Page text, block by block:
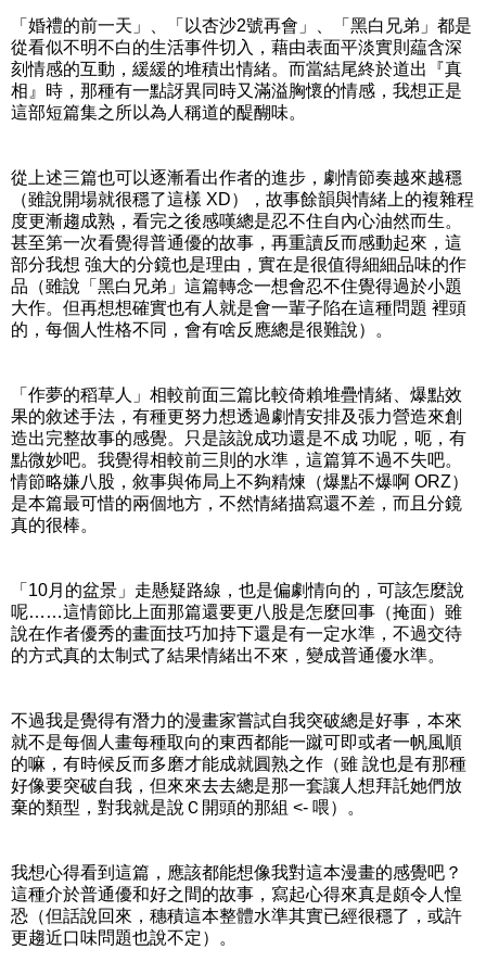
「婚禮的前一天」、「以杏沙2號再會」、「黑白兄弟」都是
從看似不明不白的生活事件切入，藉由表面平淡實則藴含深
刻情感的互動，緩緩的堆積出情緒。而當結尾終於道出『真
相』時，那種有一點訝異同時又滿溢胸懷的情感，我想正是
這部短篇集之所以為人稱道的醍醐味。
從上述三篇也可以逐漸看出作者的進步，劇情節奏越來越穩
（雖說開場就很穩了這樣 XD），故事餘韻與情緒上的複雜程
度更漸趨成熟，看完之後感嘆總是忍不住自內心油然而生。
甚至第一次看覺得普通優的故事，再重讀反而感動起來，這
部分我想 強大的分鏡也是理由，實在是很值得細細品味的作
品（雖說「黑白兄弟」這篇轉念一想會忍不住覺得過於小題
大作。但再想想確實也有人就是會一輩子陷在這種問題 裡頭
的，每個人性格不同，會有啥反應總是很難說）。
「作夢的稻草人」相較前面三篇比較倚賴堆疊情緒、爆點效
果的敘述手法，有種更努力想透過劇情安排及張力營造來創
造出完整故事的感覺。只是該說成功還是不成 功呢，呃，有
點微妙吧。我覺得相較前三則的水準，這篇算不過不失吧。
情節略嫌八股，敘事與佈局上不夠精煉（爆點不爆啊 ORZ）
是本篇最可惜的兩個地方，不然情緒描寫還不差，而且分鏡
真的很棒。
「10月的盆景」走懸疑路線，也是偏劇情向的，可該怎麼說
呢……這情節比上面那篇還要更八股是怎麼回事（掩面）雖
說在作者優秀的畫面技巧加持下還是有一定水準，不過交待
的方式真的太制式了結果情緒出不來，變成普通優水準。
不過我是覺得有潛力的漫畫家嘗試自我突破總是好事，本來
就不是每個人畫每種取向的東西都能一蹴可即或者一帆風順
的嘛，有時候反而多磨才能成就圓熟之作（雖 說也是有那種
好像要突破自我，但來來去去總是那一套讓人想拜託她們放
棄的類型，對我就是說Ｃ開頭的那組 <- 喂）。
我想心得看到這篇，應該都能想像我對這本漫畫的感覺吧？
這種介於普通優和好之間的故事，寫起心得來真是頗令人惶
恐（但話說回來，穗積這本整體水準其實已經很穩了，或許
更趨近口味問題也說不定）。